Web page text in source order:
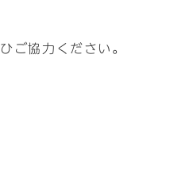
ご協力ください。